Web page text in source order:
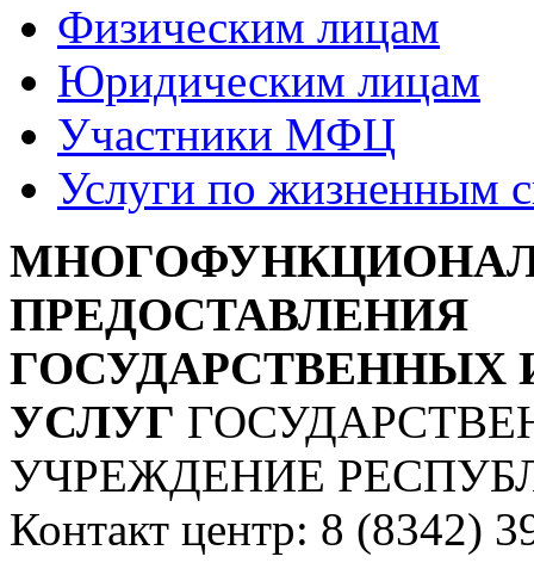
Физическим лицам
Юридическим лицам
Участники МФЦ
Услуги по жизненным
ПРЕДОСТАВЛЕНИЯ
УСЛУГ
УЧРЕЖДЕНИЕ
Контакт центр: 8 (8342)